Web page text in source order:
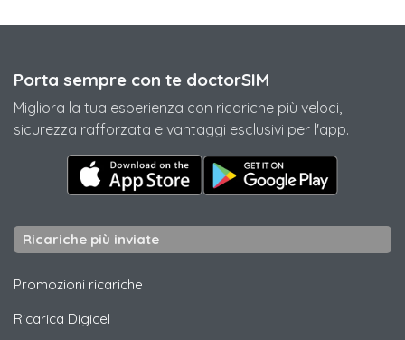
Porta sempre con te doctorSIM
Migliora la tua esperienza con ricariche più veloci,
sicurezza rafforzata e vantaggi esclusivi per l'app.
Ricariche più inviate
Promozioni ricariche
Ricarica Digicel